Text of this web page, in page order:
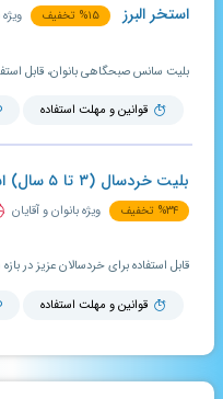
استخر البرز
%۱۵ تخفیف
قوانین و مهلت استفاده
بلیت خردسال (۳ تا ۵ سال) استخر البرز
%۳۴ تخفیف ویژه بانوان و آقایان
قوانین و مهلت استفاده